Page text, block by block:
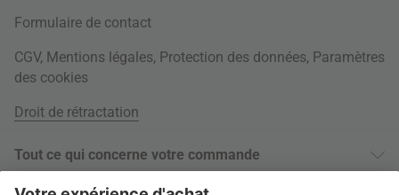
Formulaire de contact
CGV, Mentions légales, Protection des données, Paramètres
des cookies
Droit de rétractation
Tout ce qui concerne votre commande